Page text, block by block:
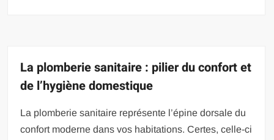
La plomberie sanitaire : pilier du confort et
de l’hygiène domestique
La plomberie sanitaire représente l’épine dorsale du
confort moderne dans vos habitations. Certes, celle-ci